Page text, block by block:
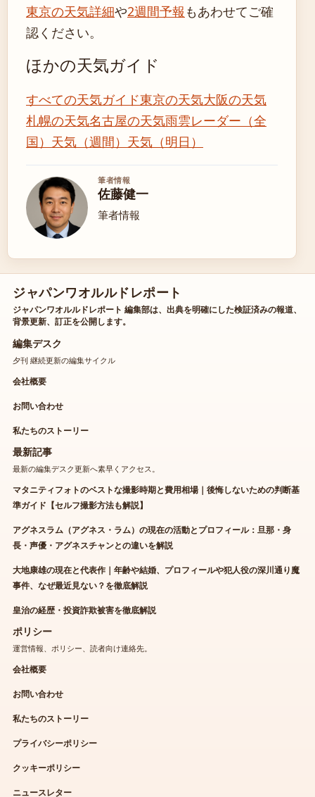
東京の天気詳細や2週間予報 もあわせてご確
認ください。
ほかの天気ガイド
すべての天気ガイド東京の天気大阪の天気
札幌の天気名古屋の天気雨雲レーダー（全
国） 天気（週間） 天気（明日）
筆者情報
佐藤健一
筆者情報
ジャパンワオルルドレポート
ジャパンワオルルドレポート 編集部は、出典を明確にした検証済みの報道、
背景更新、訂正を公開します。
編集デスク
夕刊 継続更新の編集サイクル
会社概要
お問い合わせ
私たちのストーリー
最新記事
最新の編集デスク更新へ素早くアクセス。
マタニティフォトのベストな撮影時期と費用相場｜後悔しないための判断基
準ガイド【セルフ撮影方法も解説】
アグネスラム（アグネス・ラム）の現在の活動とプロフィール：旦那・身
長・声優・アグネスチャンとの違いを解説
大地康雄の現在と代表作｜年齢や結婚、プロフィールや犯人役の深川通り魔
事件、なぜ最近見ない？を徹底解説
皇治の経歴・投資詐欺被害を徹底解説
ポリシー
運営情報、ポリシー、読者向け連絡先。
会社概要
お問い合わせ
私たちのストーリー
プライバシーポリシー
クッキーポリシー
ニュースレター